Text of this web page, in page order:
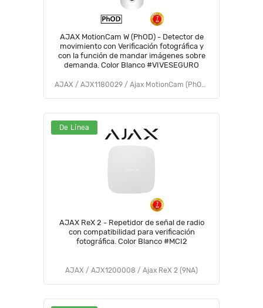
AJAX MotionCam W (PhOD) - Detector de
movimiento con Verificación fotográfica y
con la función de mandar imágenes sobre
demanda. Color Blanco #VIVESEGURO
AJAX / AJX1180029 / Ajax MotionCam (PhOD) Jeweller (9NA)
De Línea
AJAX ReX 2 - Repetidor de señal de radio
con compatibilidad para verificación
fotográfica. Color Blanco #MCI2
AJAX / AJX1200008 / Ajax ReX 2 (9NA)